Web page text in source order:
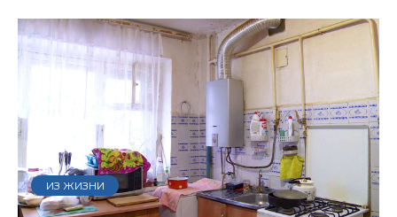
ИЗ ЖИЗНИ